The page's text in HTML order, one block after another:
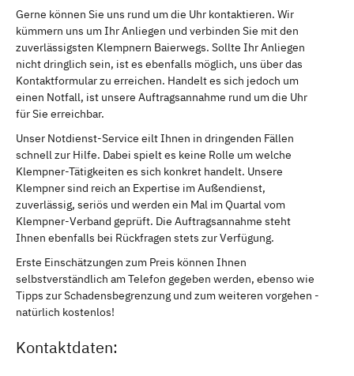
Gerne können Sie uns rund um die Uhr kontaktieren. Wir
kümmern uns um Ihr Anliegen und verbinden Sie mit den
zuverlässigsten Klempnern Baierwegs. Sollte Ihr Anliegen
nicht dringlich sein, ist es ebenfalls möglich, uns über das
Kontaktformular zu erreichen. Handelt es sich jedoch um
einen Notfall, ist unsere Auftragsannahme rund um die Uhr
für Sie erreichbar.
Unser Notdienst-Service eilt Ihnen in dringenden Fällen
schnell zur Hilfe. Dabei spielt es keine Rolle um welche
Klempner-Tätigkeiten es sich konkret handelt. Unsere
Klempner sind reich an Expertise im Außendienst,
zuverlässig, seriös und werden ein Mal im Quartal vom
Klempner-Verband geprüft. Die Auftragsannahme steht
Ihnen ebenfalls bei Rückfragen stets zur Verfügung.
Erste Einschätzungen zum Preis können Ihnen
selbstverständlich am Telefon gegeben werden, ebenso wie
Tipps zur Schadensbegrenzung und zum weiteren vorgehen -
natürlich kostenlos!
Kontaktdaten: